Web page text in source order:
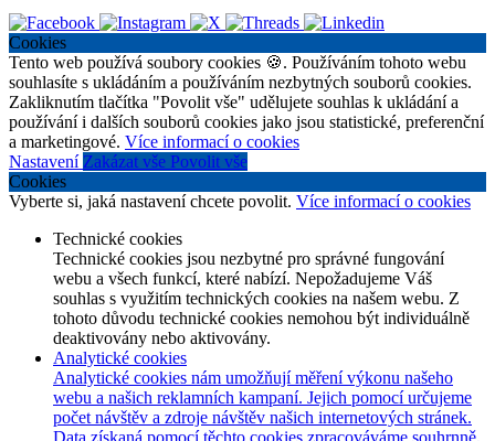
Cookies
Tento web používá soubory cookies 🍪. Používáním tohoto webu
souhlasíte s ukládáním a používáním nezbytných souborů cookies.
Zakliknutím tlačítka "Povolit vše" udělujete souhlas k ukládání a
používání i dalších souborů cookies jako jsou statistické, preferenční
a marketingové. Více informací o cookies
Nastavení Zakázat vše Povolit vše
Cookies
Vyberte si, jaká nastavení chcete povolit. Více informací o cookies
Technické cookies
Technické cookies jsou nezbytné pro správné fungování
webu a všech funkcí, které nabízí. Nepožadujeme Váš
souhlas s využitím technických cookies na našem webu. Z
tohoto důvodu technické cookies nemohou být individuálně
deaktivovány nebo aktivovány.
Analytické cookies
Analytické cookies nám umožňují měření výkonu našeho
webu a našich reklamních kampaní. Jejich pomocí určujeme
počet návštěv a zdroje návštěv našich internetových stránek.
Data získaná pomocí těchto cookies zpracováváme souhrnně,